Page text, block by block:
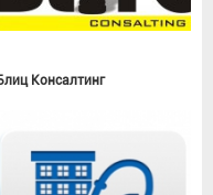
Консалтинг